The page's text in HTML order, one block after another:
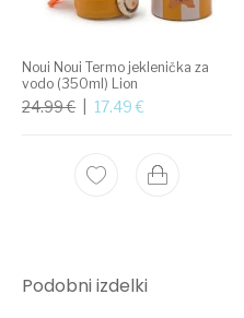
Noui Noui Termo jeklenička za
vodo (350ml) Lion
24.99€ Izvirna cena je bila:
17.49€ Trenutna
Podobni izdelki